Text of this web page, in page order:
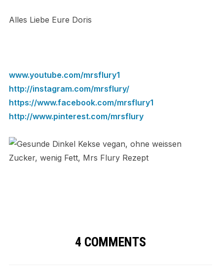
Alles Liebe Eure Doris
www.youtube.com/mrsflury1
http://instagram.com/mrsflury/
https://www.facebook.com/mrsflury1
http://www.pinterest.com/mrsflury
4 COMMENTS